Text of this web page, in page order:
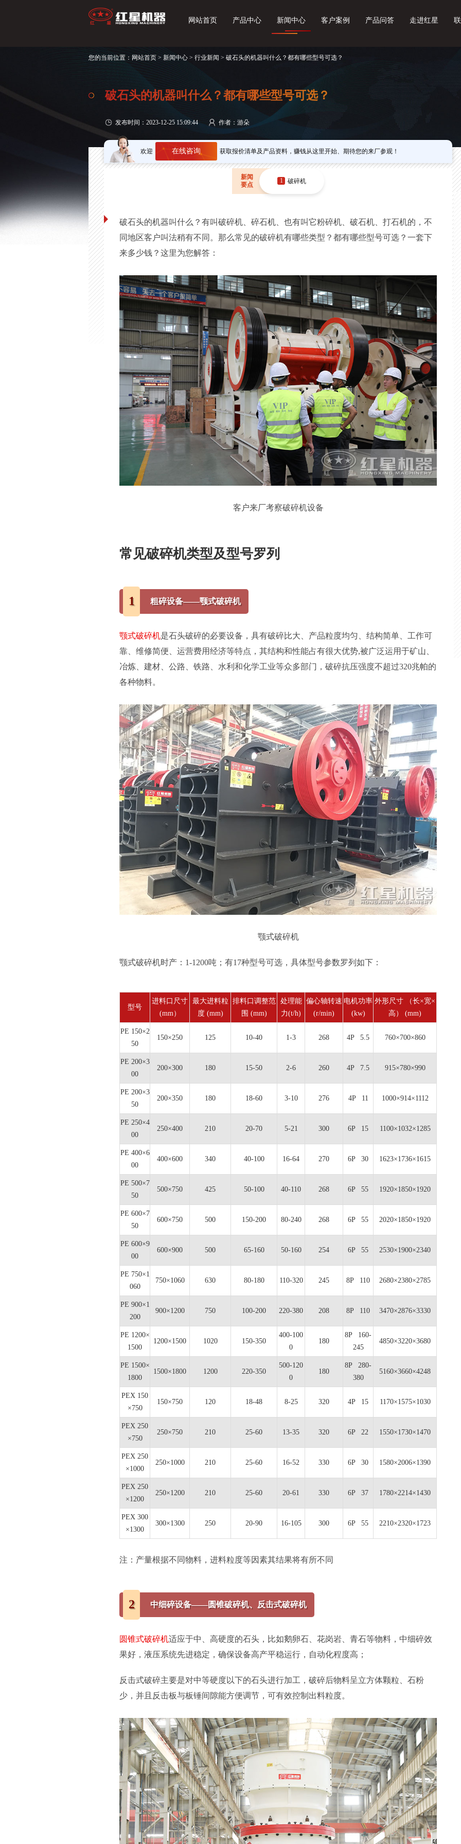
网站首页 产品中心 新闻中心 客户案例 产品问答 走进红星
您的当前位置： 网站首页 > 新闻中心 > 行业新闻 > 破石头的机器叫什么？都有哪些型号可选？
破石头的机器叫什么？都有哪些型号可选？
发布时间：2023-12-25 15:09:44 作者：游朵
欢迎 在线咨询 获取报价清单及产品资料，赚钱从这里开始、期待您的来厂参观！
新闻
要点
1 破碎机
破石头的机器叫什么？有叫破碎机、碎石机、也有叫它粉碎机、破石机、打石机的，不
同地区客户叫法稍有不同。那么常见的破碎机有哪些类型？都有哪些型号可选？一套下
来多少钱？这里为您解答：
客户来厂考察破碎机设备
常见破碎机类型及型号罗列
1 粗碎设备——颚式破碎机
颚式破碎机是石头破碎的必要设备，具有破碎比大、产品粒度均匀、结构简单、工作可
靠、维修简便、运营费用经济等特点，其结构和性能占有很大优势,被广泛运用于矿山、
冶炼、建材、公路、铁路、水利和化学工业等众多部门，破碎抗压强度不超过320兆帕的
各种物料。
颚式破碎机
颚式破碎机时产：1-1200吨；有17种型号可选，具体型号参数罗列如下：
型号
进料口尺寸
(mm）
最大进料粒
度 (mm)
排料口调整范
围 (mm)
处理能
力(t/h)
偏心轴转速
(r/min)
电机功率
(kw)
外形尺寸 （长×宽×
高） (mm)
PE 150×2
50
150×250 125 10-40 1-3 268 4P 5.5 760×700×860
PE 200×3
00
200×300 180 15-50 2-6 260 4P 7.5 915×780×990
PE 200×3
50
200×350 180 18-60 3-10 276 4P 11 1000×914×1112
PE 250×4
00
250×400 210 20-70 5-21 300 6P 15 1100×1032×1285
PE 400×6
00
400×600 340 40-100 16-64 270 6P 30 1623×1736×1615
PE 500×7
50
500×750 425 50-100 40-110 268 6P 55 1920×1850×1920
PE 600×7
50
600×750 500 150-200 80-240 268 6P 55 2020×1850×1920
PE 600×9
00
600×900 500 65-160 50-160 254 6P 55 2530×1900×2340
PE 750×1
060
750×1060 630 80-180 110-320 245 8P 110 2680×2380×2785
PE 900×1
200
900×1200 750 100-200 220-380 208 8P 110 3470×2876×3330
PE 1200×
1500
1200×1500 1020 150-350
400-100
0
180
8P 160-
245
4850×3220×3680
PE 1500×
1800
1500×1800 1200 220-350
500-120
0
180
8P 280-
380
5160×3660×4248
PEX 150
×750
150×750 120 18-48 8-25 320 4P 15 1170×1575×1030
PEX 250
×750
250×750 210 25-60 13-35 320 6P 22 1550×1730×1470
PEX 250
×1000
250×1000 210 25-60 16-52 330 6P 30 1580×2006×1390
PEX 250
×1200
250×1200 210 25-60 20-61 330 6P 37 1780×2214×1430
PEX 300
×1300
300×1300 250 20-90 16-105 300 6P 55 2210×2320×1723
注：产量根据不同物料，进料粒度等因素其结果将有所不同
2 中细碎设备——圆锥破碎机、反击式破碎机
圆锥式破碎机适应于中、高硬度的石头，比如鹅卵石、花岗岩、青石等物料，中细碎效
果好，液压系统先进稳定，确保设备高产平稳运行，自动化程度高；
反击式破碎主要是对中等硬度以下的石头进行加工，破碎后物料呈立方体颗粒、石粉
少，并且反击板与板锤间隙能方便调节，可有效控制出料粒度。